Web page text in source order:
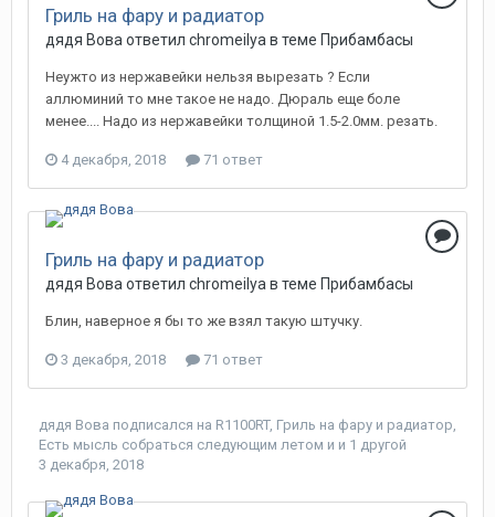
Гриль на фару и радиатор
дядя Вова ответил chromeilya в теме Прибамбасы
Неужто из нержавейки нельзя вырезать ? Если
аллюминий то мне такое не надо. Дюраль еще боле
менее.... Надо из нержавейки толщиной 1.5-2.0мм. резать.
4 декабря, 2018 71 ответ
Гриль на фару и радиатор
дядя Вова ответил chromeilya в теме Прибамбасы
Блин, наверное я бы то же взял такую штучку.
3 декабря, 2018 71 ответ
дядя Вова подписался на R1100RT, Гриль на фару и радиатор,
Есть мысль собраться следующим летом и и 1 другой
3 декабря, 2018